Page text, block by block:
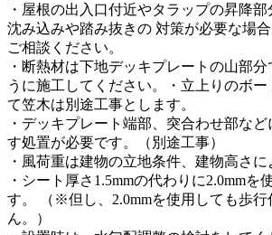
・屋根の出入口付近やタラップの昇降
沈み込みや踏み抜きの 対策が必要な場合
ご相談ください。
・断熱材は下地デッキプレートの山部
うに施工してください。・立上りのボ
て笠木は別途工事とします。
・デッキプレート端部、突合わせ部な
す処置が必要です。（別途工事）
・風荷重は建物の立地条件、建物高さに
・シート厚さ1.5mmの代わりに2.0mmを
す。 （※但し、2.0mmを使用しても歩
ん。）